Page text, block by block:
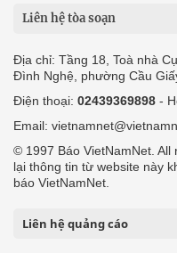
Liên hệ tòa soạn
Địa chỉ: Tầng 18, Toà nhà
Đình Nghệ, phường Cầu
Điện thoại: 02439369898 -
Email:
© 1997 Báo VietNamNet.
lại thông tin từ website này
báo VietNamNet.
Liên hệ quảng cáo